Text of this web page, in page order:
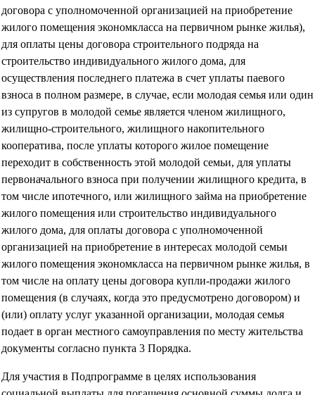
договора с уполномоченной организацией на приобретение
жилого помещения экономкласса на первичном рынке жилья),
для оплаты цены договора строительного подряда на
строительство индивидуального жилого дома, для
осуществления последнего платежа в счет уплаты паевого
взноса в полном размере, в случае, если молодая семья или один
из супругов в молодой семье является членом жилищного,
жилищно-строительного, жилищного накопительного
кооператива, после уплаты которого жилое помещение
переходит в собственность этой молодой семьи, для уплаты
первоначального взноса при получении жилищного кредита, в
том числе ипотечного, или жилищного займа на приобретение
жилого помещения или строительство индивидуального
жилого дома, для оплаты договора с уполномоченной
организацией на приобретение в интересах молодой семьи
жилого помещения экономкласса на первичном рынке жилья, в
том числе на оплату цены договора купли-продажи жилого
помещения (в случаях, когда это предусмотрено договором) и
(или) оплату услуг указанной организации, молодая семья
подает в орган местного самоуправления по месту жительства
документы согласно пункта 3 Порядка.
Для участия в Подпрограмме в целях использования